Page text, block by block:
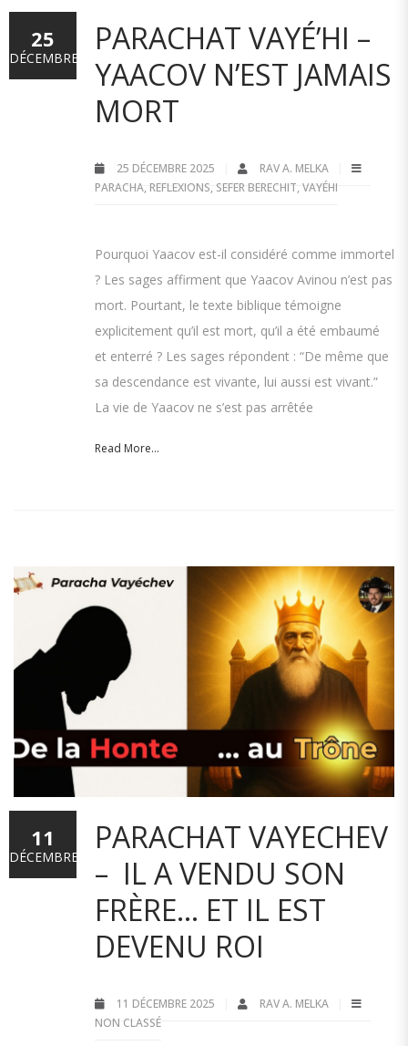
PARACHAT VAYÉ’HI –
YAACOV N’EST JAMAIS
MORT
25 DÉCEMBRE 2025
RAV A. MELKA
PARACHA, REFLEXIONS, SEFER BERECHIT, VAYÉHI
Pourquoi Yaacov est-il considéré comme immortel
? Les sages affirment que Yaacov Avinou n’est pas
mort. Pourtant, le texte biblique témoigne
explicitement qu’il est mort, qu’il a été embaumé
et enterré ? Les sages répondent : “De même que
sa descendance est vivante, lui aussi est vivant.”
La vie de Yaacov ne s’est pas arrêtée
Read More...
25
DÉCEMBRE
PARACHAT VAYECHEV
– IL A VENDU SON
FRÈRE… ET IL EST
DEVENU ROI
11 DÉCEMBRE 2025
RAV A. MELKA
NON CLASSÉ
11
DÉCEMBRE